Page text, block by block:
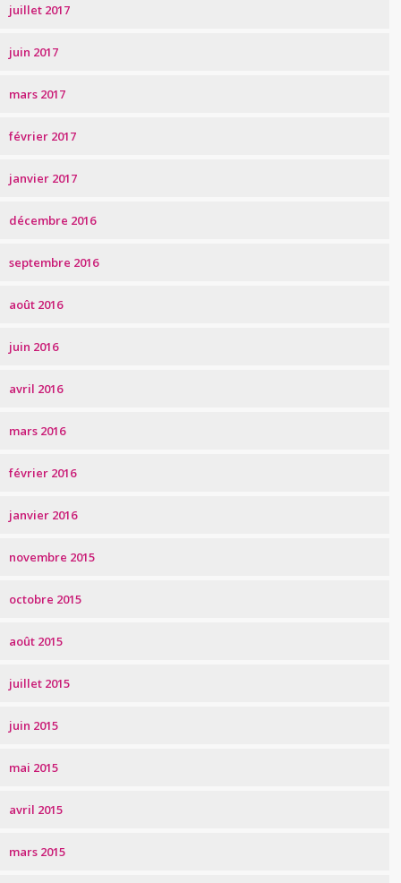
juillet 2017
juin 2017
mars 2017
février 2017
janvier 2017
décembre 2016
septembre 2016
août 2016
juin 2016
avril 2016
mars 2016
février 2016
janvier 2016
novembre 2015
octobre 2015
août 2015
juillet 2015
juin 2015
mai 2015
avril 2015
mars 2015